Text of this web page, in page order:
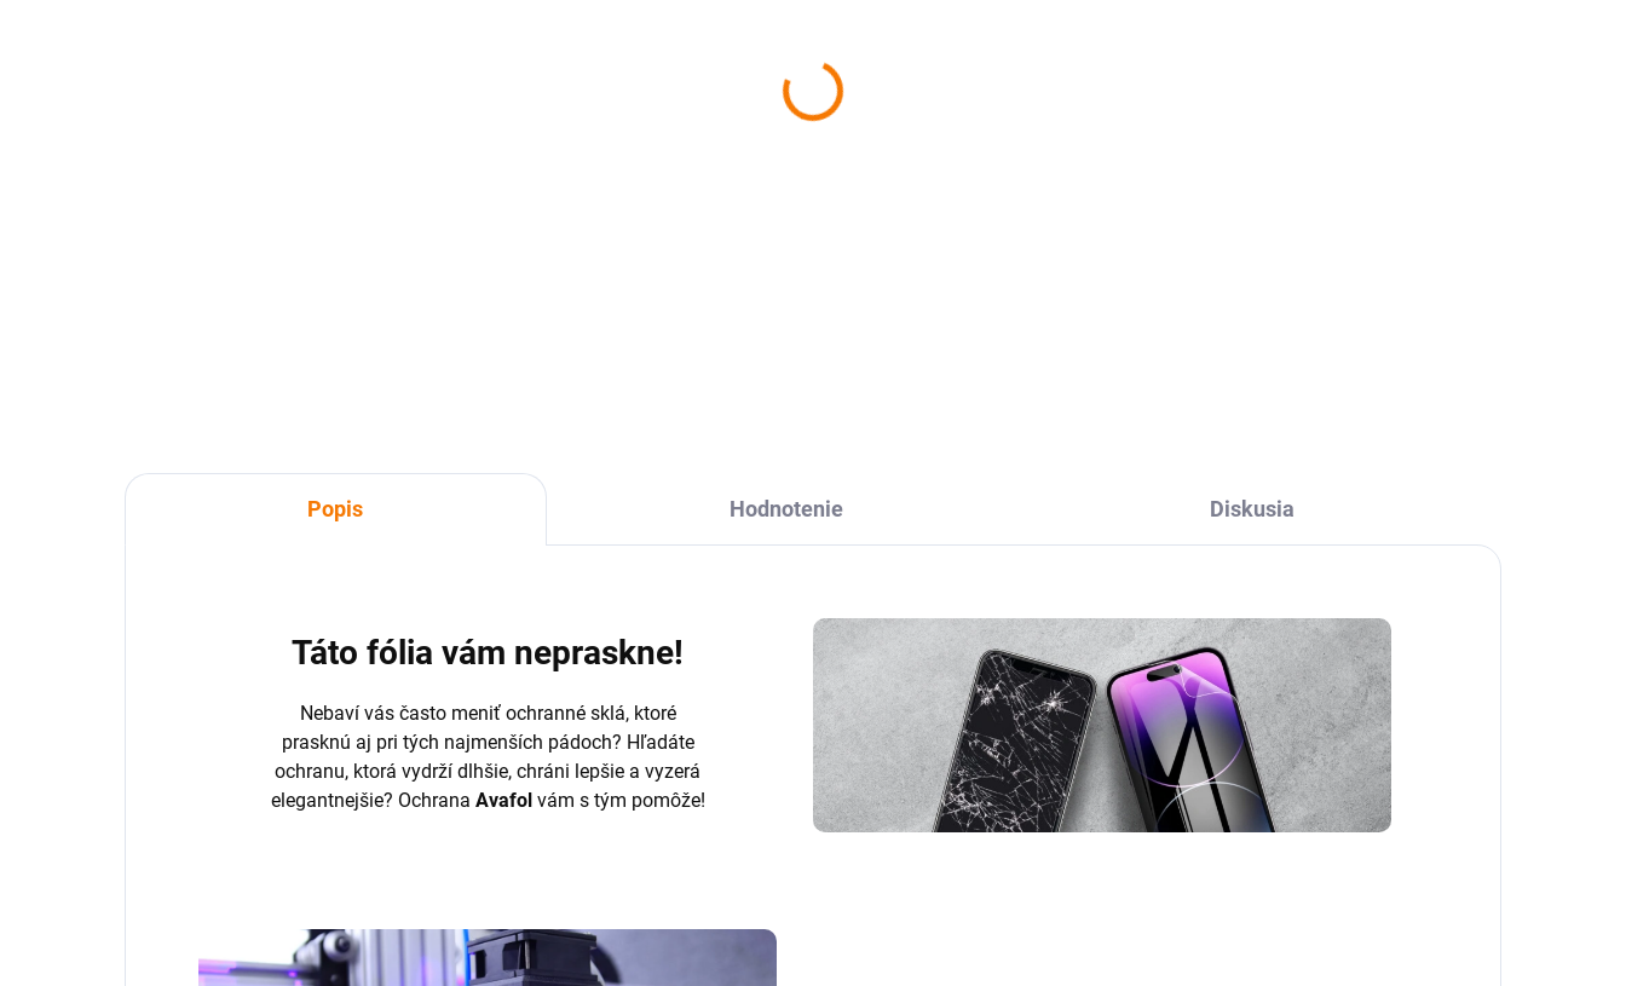
Popis Hodnotenie Diskusia
Táto fólia vám nepraskne!
Nebaví vás často meniť ochranné sklá, ktoré
prasknú aj pri tých najmenších pádoch? Hľadáte
ochranu, ktorá vydrží dlhšie, chráni lepšie a vyzerá
elegantnejšie? Ochrana Avafol vám s tým pomôže!